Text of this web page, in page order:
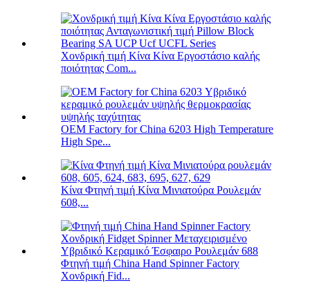
Χονδρική τιμή Κίνα Κίνα Εργοστάσιο καλής
ποιότητας Com...
OEM Factory for China 6203 High Temperature
High Spe...
Κίνα Φτηνή τιμή Κίνα Μινιατούρα Ρουλεμάν
608,...
Φτηνή τιμή China Hand Spinner Factory
Χονδρική Fid...